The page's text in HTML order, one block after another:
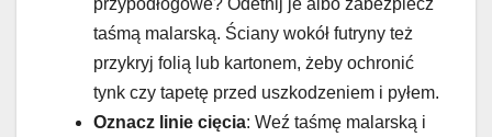
przypodłogowe? Odetnij je albo zabezpiecz
taśmą malarską. Ściany wokół futryny też
przykryj folią lub kartonem, żeby ochronić
tynk czy tapetę przed uszkodzeniem i pyłem.
Oznacz linie cięcia: Weź taśmę malarską i